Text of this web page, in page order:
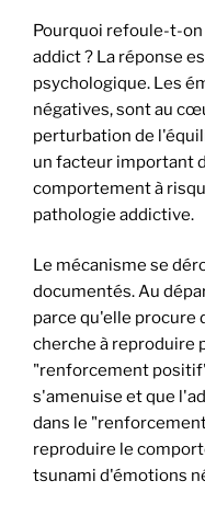
Pourquoi refoule-t-
addict ? La réponse
psychologique. Les
négatives, sont au
perturbation de
un facteur important
comportement à
pathologie addictive.
Le mécanisme se
documentés. Au
parce qu'elle procure
cherche à reproduire
"renforcement
s'amenuise et que
dans le
reproduire le
tsunami d'émotions